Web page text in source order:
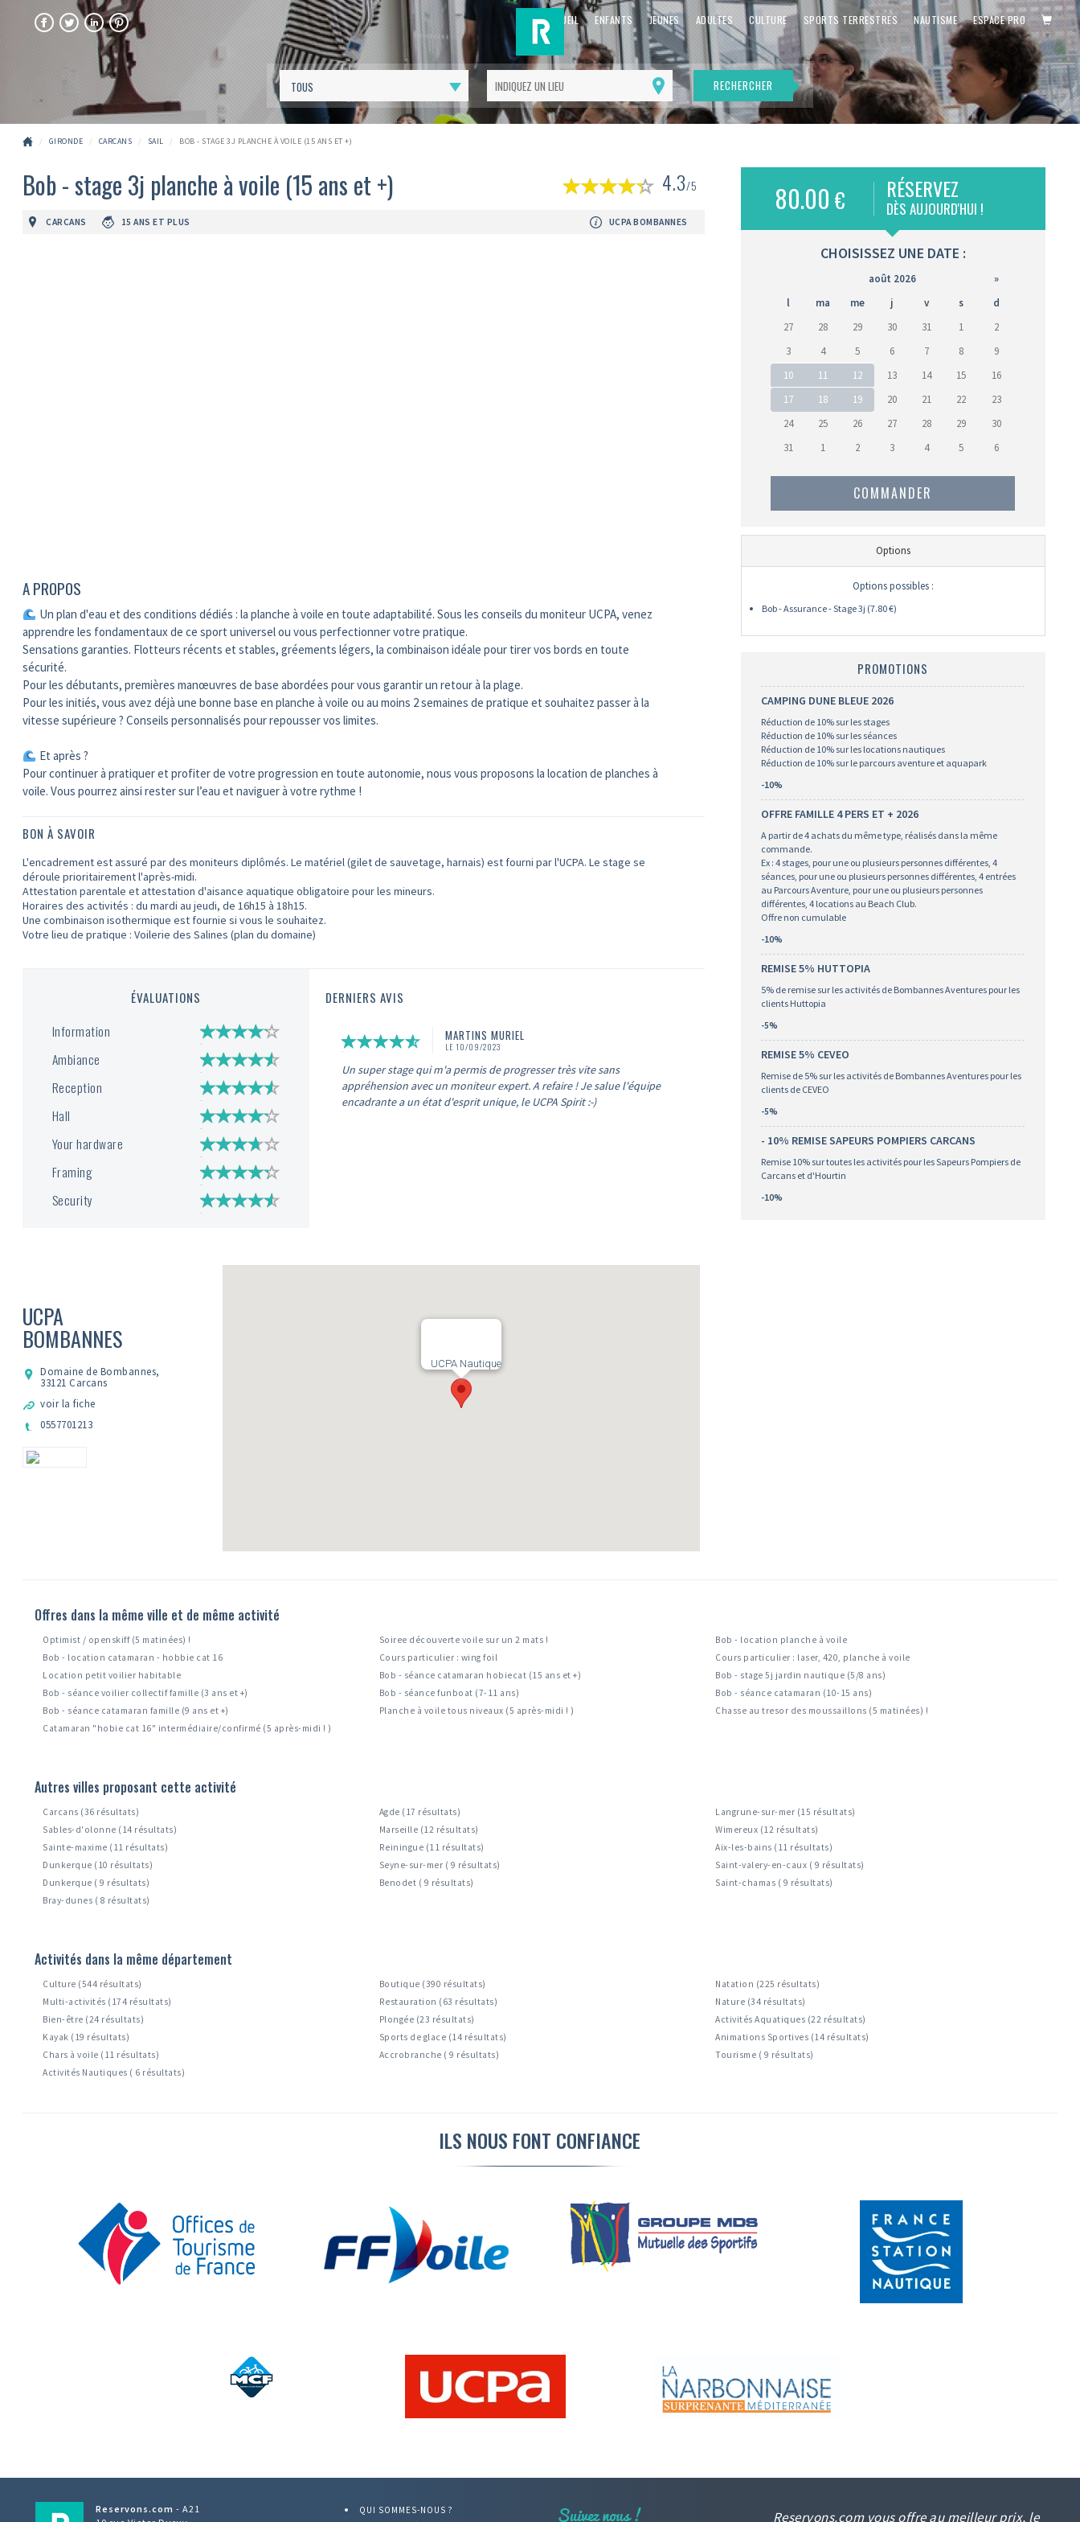
FACEBOOKTWITTERLINKEDINPINTEREST ACCUEIL ENFANTS JEUNES ADULTES CULTURE SPORTS TERRESTRES NAUTISME ESPACE PRO
Me
géolocaliser
RECHERCHER
GIRONDE CARCANS SAIL BOB - STAGE 3J PLANCHE À VOILE (15 ANS ET +)
Bob - stage 3j planche à voile (15 ans et +) 4.3/5
CARCANS 15 ANS ET PLUS UCPA BOMBANNES
A PROPOS
Un plan d'eau et des conditions dédiés : la planche à voile en toute adaptabilité. Sous les conseils du moniteur UCPA, venez
apprendre les fondamentaux de ce sport universel ou vous perfectionner votre pratique.
Sensations garanties. Flotteurs récents et stables, gréements légers, la combinaison idéale pour tirer vos bords en toute
sécurité.
Pour les débutants, premières manœuvres de base abordées pour vous garantir un retour à la plage.
Pour les initiés, vous avez déjà une bonne base en planche à voile ou au moins 2 semaines de pratique et souhaitez passer à la
vitesse supérieure ? Conseils personnalisés pour repousser vos limites.
Et après ?
Pour continuer à pratiquer et profiter de votre progression en toute autonomie, nous vous proposons la location de planches à
voile. Vous pourrez ainsi rester sur l’eau et naviguer à votre rythme !
BON À SAVOIR
L'encadrement est assuré par des moniteurs diplômés. Le matériel (gilet de sauvetage, harnais) est fourni par l'UCPA. Le stage se
déroule prioritairement l'après-midi.
Attestation parentale et attestation d'aisance aquatique obligatoire pour les mineurs.
Horaires des activités : du mardi au jeudi, de 16h15 à 18h15.
Une combinaison isothermique est fournie si vous le souhaitez.
Votre lieu de pratique : Voilerie des Salines (plan du domaine)
ÉVALUATIONS
Information
Ambiance
Reception
Hall
Your hardware
Framing
Security
DERNIERS AVIS
MARTINS MURIEL
LE 10/09/2023
Un super stage qui m'a permis de progresser très vite sans
appréhension avec un moniteur expert. A refaire ! Je salue l'équipe
encadrante a un état d'esprit unique, le UCPA Spirit :-)
UCPA
BOMBANNES
Domaine de Bombannes,
33121 Carcans
voir la fiche
0557701213
UCPA Nautique
80.00 € RÉSERVEZ
DÈS AUJOURD'HUI !
CHOISISSEZ UNE DATE :
août 2026
»
l
ma me j v s
d
27
28 29 30 31 1
2
3
4 5 6 7 8
9
10
11 12 13 14 15
16
17
18 19 20 21 22
23
24
25 26 27 28 29
30
31
1 2 3 4 5 6
COMMANDER
Options
Options possibles :
Bob - Assurance - Stage 3j (7.80 €)
PROMOTIONS
CAMPING DUNE BLEUE 2026
Réduction de 10% sur les stages
Réduction de 10% sur les séances
Réduction de 10% sur les locations nautiques
Réduction de 10% sur le parcours aventure et aquapark
-10%
OFFRE FAMILLE 4 PERS ET + 2026
A partir de 4 achats du même type, réalisés dans la même
commande.
Ex : 4 stages, pour une ou plusieurs personnes différentes, 4
séances, pour une ou plusieurs personnes différentes, 4 entrées
au Parcours Aventure, pour une ou plusieurs personnes
différentes, 4 locations au Beach Club.
Offre non cumulable
-10%
REMISE 5% HUTTOPIA
5% de remise sur les activités de Bombannes Aventures pour les
clients Huttopia
-5%
REMISE 5% CEVEO
Remise de 5% sur les activités de Bombannes Aventures pour les
clients de CEVEO
-5%
- 10% REMISE SAPEURS POMPIERS CARCANS
Remise 10% sur toutes les activités pour les Sapeurs Pompiers de
Carcans et d'Hourtin
-10%
Offres dans la même ville et de même activité
Optimist / openskiff (5 matinées) ! Soiree découverte voile sur un 2 mats !
Bob - location planche à voile
Bob - location catamaran - hobbie cat 16
Cours particulier : wing foil
Cours particulier : laser, 420, planche à voile
Location petit voilier habitable
Bob - séance catamaran hobiecat (15 ans et +)
Bob - stage 5j jardin nautique (5/8 ans)
Bob - séance voilier collectif famille (3 ans et +)
Bob - séance funboat (7-11 ans)
Bob - séance catamaran (10-15 ans)
Bob - séance catamaran famille (9 ans et +)
Planche à voile tous niveaux (5 après-midi ! )
Chasse au tresor des moussaillons (5 matinées) !
Catamaran "hobie cat 16" intermédiaire/confirmé (5 après-midi ! )
Autres villes proposant cette activité
Carcans (36 résultats) Agde (17 résultats)
Langrune-sur-mer (15 résultats)
Sables-d'olonne (14 résultats)
Marseille (12 résultats)
Wimereux (12 résultats)
Sainte-maxime (11 résultats)
Reiningue (11 résultats)
Aix-les-bains (11 résultats)
Dunkerque (10 résultats)
Seyne-sur-mer ( 9 résultats)
Saint-valery-en-caux ( 9 résultats)
Dunkerque ( 9 résultats)
Benodet ( 9 résultats)
Saint-chamas ( 9 résultats)
Bray-dunes ( 8 résultats)
Activités dans la même département
Culture (544 résultats) Boutique (390 résultats)
Natation (225 résultats)
Multi-activités (174 résultats)
Restauration (63 résultats)
Nature (34 résultats)
Bien-être (24 résultats)
Plongée (23 résultats)
Activités Aquatiques (22 résultats)
Kayak (19 résultats)
Sports de glace (14 résultats)
Animations Sportives (14 résultats)
Chars à voile (11 résultats)
Accrobranche ( 9 résultats)
Tourisme ( 9 résultats)
Activités Nautiques ( 6 résultats)
ILS NOUS FONT CONFIANCE
Reservons.com - A21
QUI SOMMES-NOUS ?
Reservons.com vous offre au meilleur prix, le